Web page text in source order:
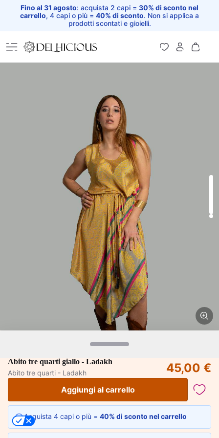
Fino al 31 agosto: acquista 2 capi = 30% di sconto nel
carrello, 4 capi o più = 40% di sconto. Non si applica a
prodotti scontati e gioielli.
Home
Abito tre quarti giallo - Ladakh
Abito tre quarti - Ladakh
45,00 €
Aggiungi al carrello
Acquista 4 capi o più = 40% di sconto nel carrello